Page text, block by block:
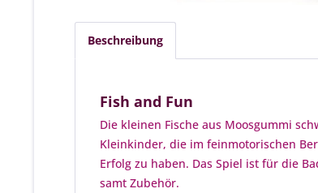
Beschreibung
Fish and Fun
Die kleinen Fische aus Moosgummi
Kleinkinder, die im feinmotorischen
Erfolg zu haben. Das Spiel ist für die
samt Zubehör.